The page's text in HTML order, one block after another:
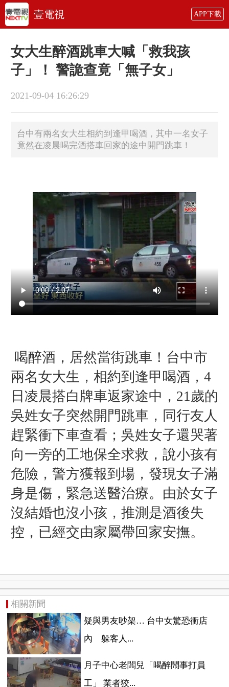
壹電視 APP下載
女大生醉酒跳車大喊「救我孩
子」！ 警詭查竟「無子女」
2021-09-04 16:26:29
台中有兩名女大生相約到逢甲喝酒，其中一名女子
竟然在凌晨喝完酒搭車回家的途中開門跳車！
喝醉酒，居然當街跳車！台中市
兩名女大生，相約到逢甲喝酒，4
日凌晨搭白牌車返家途中，21歲的
吳姓女子突然開門跳車，同行友人
趕緊衝下車查看；吳姓女子還哭著
向一旁的工地保全求救，說小孩有
危險，警方獲報到場，發現女子滿
身是傷，緊急送醫治療。由於女子
沒結婚也沒小孩，推測是酒後失
控，已經交由家屬帶回家安撫。
相關新聞
疑與男友吵架… 台中女驚恐衝店
內 躲客人...
月子中心老闆兒「喝醉鬧事打員
工」 業者狡...